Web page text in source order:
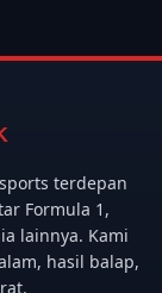
terdepan
Formula 1,
lainnya. Kami
hasil balap,